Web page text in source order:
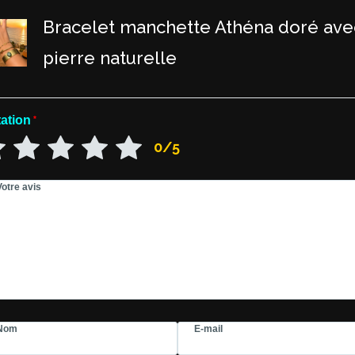
Bracelet manchette Athéna doré
pierre naturelle
*
0/5
avis
E-mail